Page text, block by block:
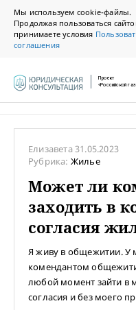
Мы используем cookie-файлы.
Продолжая пользоваться
принимаете условия
соглашения
Проект
«Российской
Елизавета31.05.2023
Рубрика: Жилье
Может ли
заходить в
согласия
Я живу в общежитии. У
комендантом
любой момент зайти в
согласия и без моего